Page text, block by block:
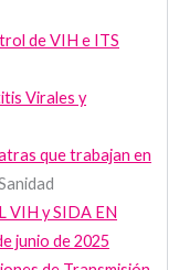
de VIH e ITS
Virales y
que trabajan en
VIH y SIDA EN
junio de 2025